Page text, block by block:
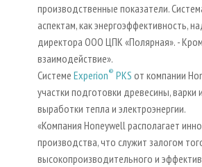
производственные показатели.
аспектам, как энергоэффективность,
директора ООО ЦПК «Полярная». -
взаимодействие».
Системе Experion® PKS от компании
участки подготовки древесины,
выработки тепла и электроэнергии.
«Компания Honeywell располагает
производства, что служит залогом
высокопроизводительного и